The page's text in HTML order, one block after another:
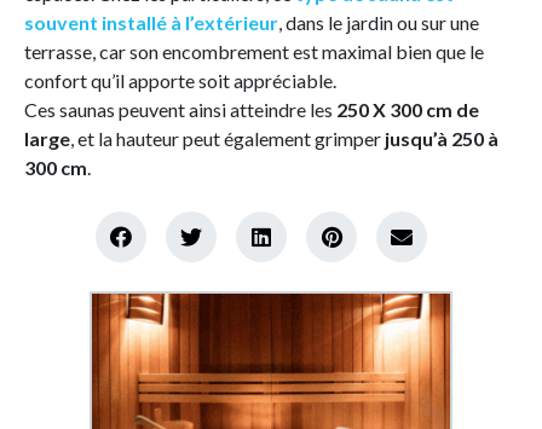
souvent installé à l’extérieur , dans le jardin ou sur une
terrasse, car son encombrement est maximal bien que le
confort qu’il apporte soit appréciable.
Ces saunas peuvent ainsi atteindre les 250 X 300 cm de
large , et la hauteur peut également grimper jusqu’à 250 à
300 cm